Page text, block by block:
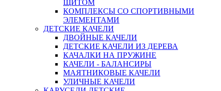
ЩИТОМ
КОМПЛЕКСЫ СО СПОРТИВНЫМИ
ЭЛЕМЕНТАМИ
ДЕТСКИЕ КАЧЕЛИ
ДВОЙНЫЕ КАЧЕЛИ
ДЕТСКИЕ КАЧЕЛИ ИЗ ДЕРЕВА
КАЧАЛКИ НА ПРУЖИНЕ
КАЧЕЛИ - БАЛАНСИРЫ
МАЯТНИКОВЫЕ КАЧЕЛИ
УЛИЧНЫЕ КАЧЕЛИ